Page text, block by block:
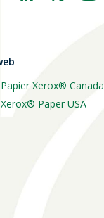
Papier Xerox® Canada
Xerox® Paper USA